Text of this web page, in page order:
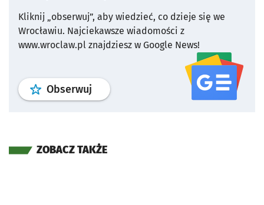
Kliknij „obserwuj”, aby wiedzieć, co dzieje się we
Wrocławiu. Najciekawsze wiadomości z
www.wroclaw.pl znajdziesz w Google News!
Obserwuj profil serwisu
ZOBACZ TAKŻE